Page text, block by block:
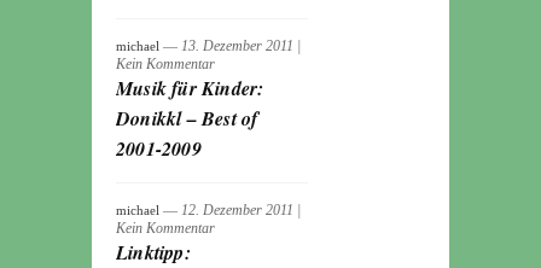
michael ― 13. Dezember 2011
Kein Kommentar
Musik für Kinder:
Donikkl – Best of
2001-2009
michael ― 12. Dezember 2011
Kein Kommentar
Linktipp: